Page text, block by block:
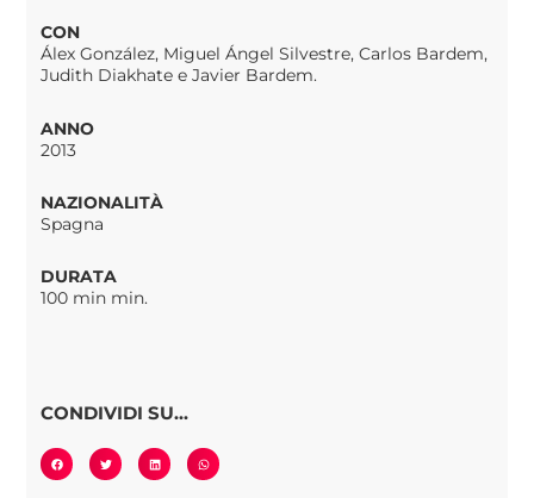
CON
Álex González, Miguel Ángel Silvestre, Carlos Bardem,
Judith Diakhate e Javier Bardem.
ANNO
2013
NAZIONALITÀ
Spagna
DURATA
100 min min.
CONDIVIDI SU...